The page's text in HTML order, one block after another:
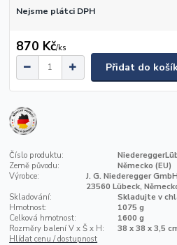
Nejsme plátci DPH
870 Kč/ks
Přidat do
Číslo produktu:
Země původu:
Německo (EU)
Výrobce:
J. G. Niederegger
23560 Lübeck,
Skladování:
Skladujte v
Hmotnost:
1075 g
Celková hmotnost:
1600 g
Rozměry balení V x Š x H:
38 x 38 x 3,5
Hlídat cenu / dostupnost